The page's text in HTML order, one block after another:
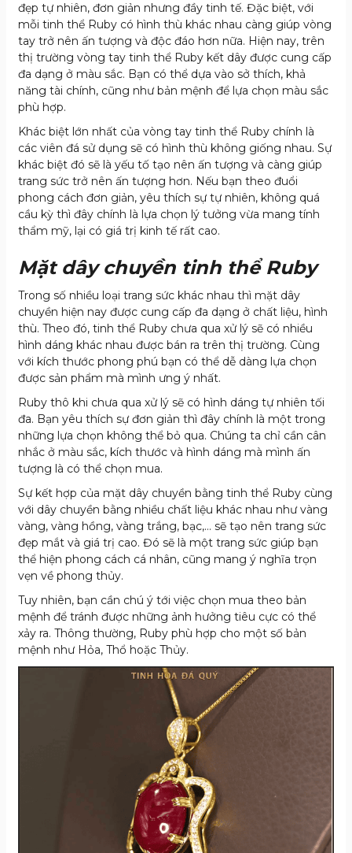
đẹp tự nhiên, đơn giản nhưng đầy tinh tế. Đặc biệt, với
mỗi tinh thể Ruby có hình thù khác nhau càng giúp vòng
tay trở nên ấn tượng và độc đáo hơn nữa. Hiện nay, trên
thị trường vòng tay tinh thể Ruby kết dây được cung cấp
đa dạng ở màu sắc. Bạn có thể dựa vào sở thích, khả
năng tài chính, cũng như bản mệnh để lựa chọn màu sắc
phù hợp.
Khác biệt lớn nhất của vòng tay tinh thể Ruby chính là
các viên đá sử dụng sẽ có hình thù không giống nhau. Sự
khác biệt đó sẽ là yếu tố tạo nên ấn tượng và càng giúp
trang sức trở nên ấn tượng hơn. Nếu bạn theo đuổi
phong cách đơn giản, yêu thích sự tự nhiên, không quá
cầu kỳ thì đây chính là lựa chọn lý tưởng vừa mang tính
thẩm mỹ, lại có giá trị kinh tế rất cao.
Mặt dây chuyền tinh thể Ruby
Trong số nhiều loại trang sức khác nhau thì mặt dây
chuyền hiện nay được cung cấp đa dạng ở chất liệu, hình
thù. Theo đó, tinh thể Ruby chưa qua xử lý sẽ có nhiều
hình dáng khác nhau được bán ra trên thị trường. Cùng
với kích thước phong phú bạn có thể dễ dàng lựa chọn
được sản phẩm mà mình ưng ý nhất.
Ruby thô khi chưa qua xử lý sẽ có hình dáng tự nhiên tối
đa. Bạn yêu thích sự đơn giản thì đây chính là một trong
những lựa chọn không thể bỏ qua. Chúng ta chỉ cần cân
nhắc ở màu sắc, kích thước và hình dáng mà mình ấn
tượng là có thể chọn mua.
Sự kết hợp của mặt dây chuyền bằng tinh thể Ruby cùng
với dây chuyền bằng nhiều chất liệu khác nhau như vàng
vàng, vàng hồng, vàng trắng, bạc,… sẽ tạo nên trang sức
đẹp mắt và giá trị cao. Đó sẽ là một trang sức giúp bạn
thể hiện phong cách cá nhân, cũng mang ý nghĩa trọn
vẹn về phong thủy.
Tuy nhiên, bạn cần chú ý tới việc chọn mua theo bản
mệnh để tránh được những ảnh hưởng tiêu cực có thể
xảy ra. Thông thường, Ruby phù hợp cho một số bản
mệnh như Hỏa, Thổ hoặc Thủy.